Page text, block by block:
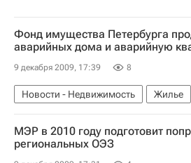
Фонд имущества Петербурга
аварийных дома и аварийную
9 декабря 2009, 17:39 8
Новости - Недвижимость Жилье
МЭР в 2010 году подготовит
региональных ОЭЗ